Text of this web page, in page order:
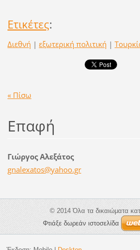
Ετικέτες:
Διεθνή | εξωτερική πολιτική |
« Πίσω
Επαφή
Γιώργος Αλεξάτος
gnalexatos@yahoo.gr
© 2014 Όλα τα δικαιώματα
Φτιάξε δωρεάν ιστοσελίδα